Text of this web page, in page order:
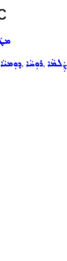
, ܪܘܼܚܵܐ, ܨܲܠܡܵܐ